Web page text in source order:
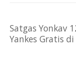
Satgas Yonkav
Yankes Gratis